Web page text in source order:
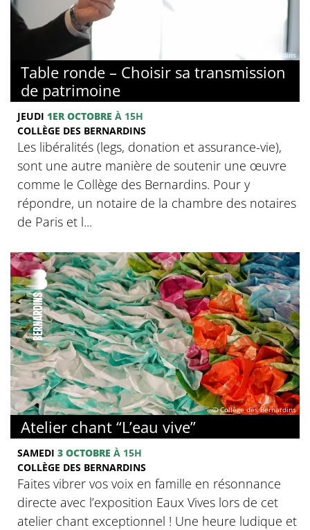
© Collège des Bernardins
Table ronde – Choisir sa transmission
de patrimoine
JEUDI 1ER OCTOBRE À 15H
COLLÈGE DES BERNARDINS
Les libéralités (legs, donation et assurance-vie),
sont une autre manière de soutenir une œuvre
comme le Collège des Bernardins. Pour y
répondre, un notaire de la chambre des notaires
de Paris et l...
© Collège des Bernardins
Atelier chant “L’eau vive”
SAMEDI 3 OCTOBRE À 15H
COLLÈGE DES BERNARDINS
Faites vibrer vos voix en famille en résonnance
directe avec l’exposition Eaux Vives lors de cet
atelier chant exceptionnel ! Une heure ludique et